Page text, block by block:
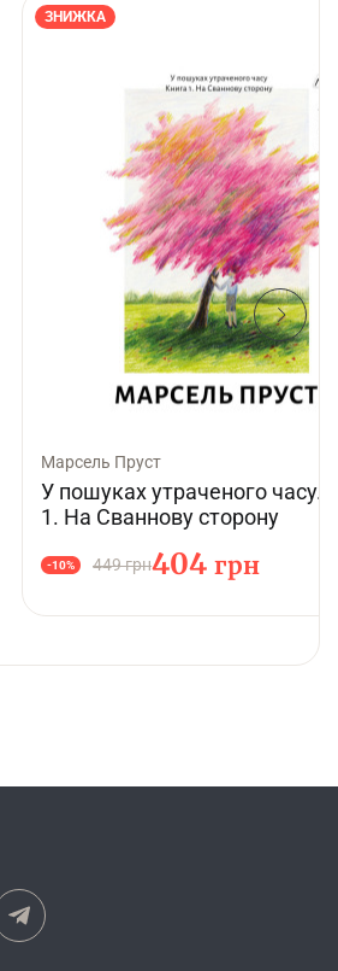
ЗНИЖКА
Марсель Пруст
У пошуках утраченого часу.
1. На Сваннову сторону
449 грн
-10% 404 грн